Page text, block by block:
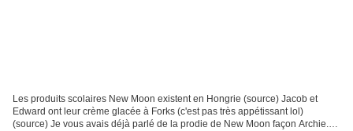
Les produits scolaires New Moon existent en Hongrie (source) Jacob et
Edward ont leur crème glacée à Forks (c'est pas très appétissant lol)
(source) Je vous avais déjà parlé de la prodie de New Moon façon Archie.